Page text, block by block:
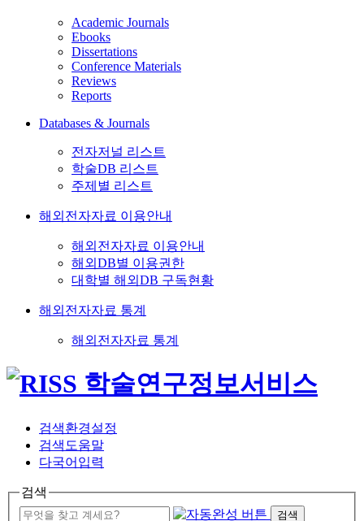
Academic Journals
Ebooks
Dissertations
Conference Materials
Reviews
Reports
Databases & Journals
전자저널 리스트
학술DB 리스트
주제별 리스트
해외전자자료 이용안내
해외전자자료 이용안내
해외DB별 이용권한
대학별 해외DB 구독현황
해외전자자료 통계
해외전자자료 통계
검색환경설정
검색도움말
다국어입력
검색
검색